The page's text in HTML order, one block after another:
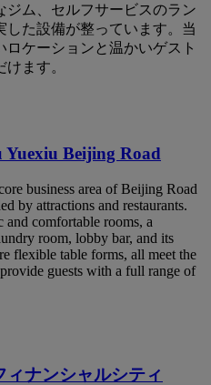
ジム、セルフサービスのラン
した設備が整っています。当
ケーションと温かいゲスト
ます。
Yuexiu Beijing Road
business area of Beijing Road
by attractions and restaurants.
and comfortable rooms, a
room, lobby bar, and its
flexible table forms, all meet the
guests with a full range of
ィナンシャルシティ